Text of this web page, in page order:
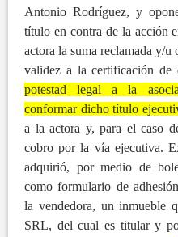
Antonio Rodríguez, y
título en contra de la acción
actora la suma reclamada y/
validez a la certificación de
potestad legal a la
conformar dicho título
a la actora y, para el caso
cobro por la vía ejecutiva.
adquirió, por medio de
como formulario de
la vendedora, un inmueble
SRL, del cual es titular y